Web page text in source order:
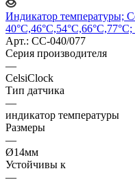
Индикатор температуры;
40°C,46°C,54°C,66°C,77°C;
Арт.: CC-040/077
Серия производителя
—
CelsiClock
Тип датчика
—
индикатор температуры
Размеры
—
Ø14мм
Устойчивы к
—